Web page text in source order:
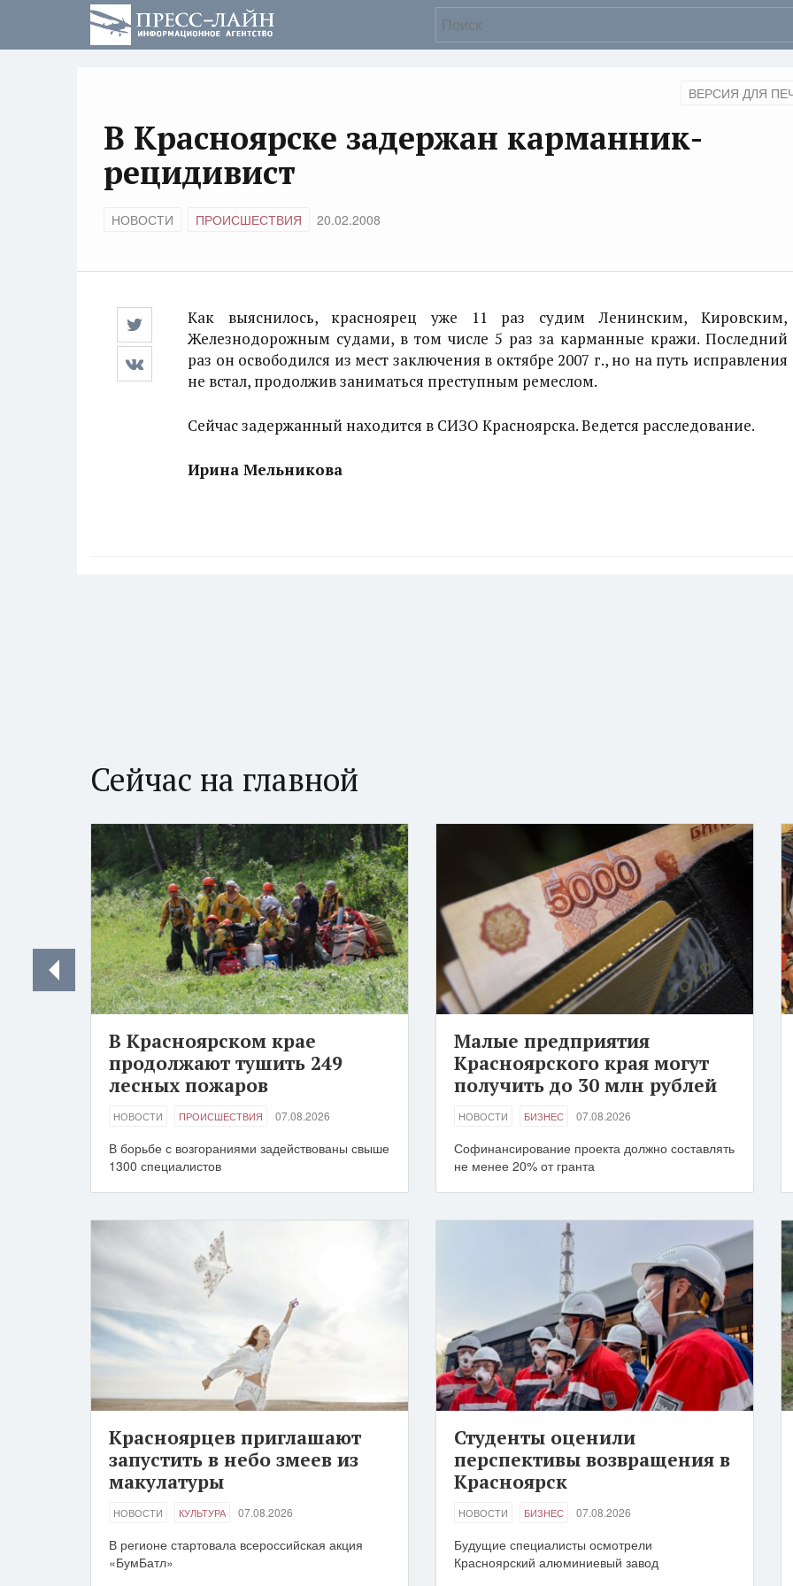
ВЕРСИЯ ДЛЯ
В Красноярске задержан карманник-
рецидивист
НОВОСТИ ПРОИСШЕСТВИЯ 20.02.2008
Как выяснилось, красноярец уже 11 раз судим Ленинским, Кировским,
Железнодорожным судами, в том числе 5 раз за карманные кражи. Последний
раз он освободился из мест заключения в октябре 2007 г., но на путь исправления
не встал, продолжив заниматься преступным ремеслом.
Сейчас задержанный находится в СИЗО Красноярска. Ведется расследование.
Ирина Мельникова
Сейчас на главной
В Красноярском крае
продолжают тушить 249
лесных пожаров
НОВОСТИ ПРОИСШЕСТВИЯ 07.08.2026
В борьбе с возгораниями задействованы свыше
1300 специалистов
Малые предприятия
Красноярского края могут
получить до 30 млн рублей
НОВОСТИ БИЗНЕС 07.08.2026
Софинансирование проекта должно составлять
не менее 20% от гранта
Красноярцев приглашают
запустить в небо змеев из
макулатуры
НОВОСТИ КУЛЬТУРА 07.08.2026
В регионе стартовала всероссийская акция
«БумБатл»
Студенты оценили
перспективы возвращения в
Красноярск
НОВОСТИ БИЗНЕС 07.08.2026
Будущие специалисты осмотрели
Красноярский алюминиевый завод